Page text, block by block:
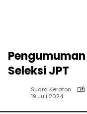
Seleksi JPT
Suara Keraton
19 Juli 2024